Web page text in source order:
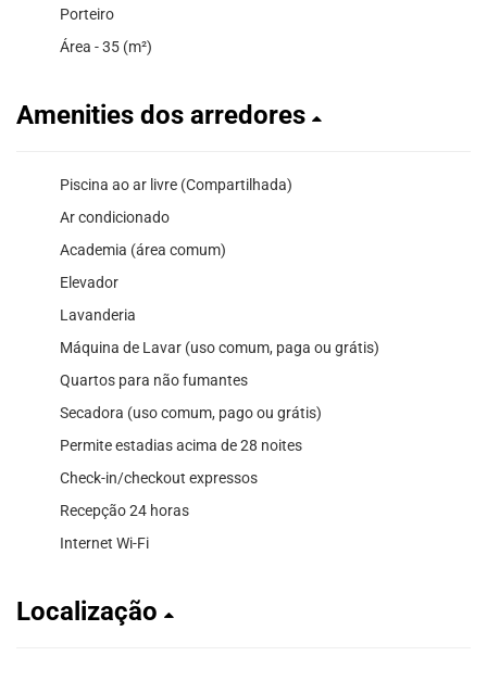
Porteiro
Área - 35 (m²)
Amenities dos arredores
Piscina ao ar livre (Compartilhada)
Ar condicionado
Academia (área comum)
Elevador
Lavanderia
Máquina de Lavar (uso comum, paga ou grátis)
Quartos para não fumantes
Secadora (uso comum, pago ou grátis)
Permite estadias acima de 28 noites
Check-in/checkout expressos
Recepção 24 horas
Internet Wi-Fi
Localização